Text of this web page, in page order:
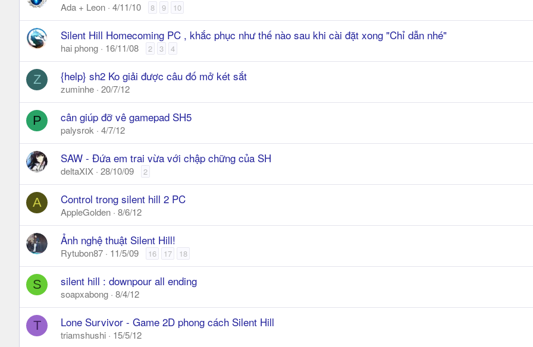
Ada + Leon 4/11/10 8 9 10
Silent Hill Homecoming PC , khắc phục như thế nào sau khi cài đặt xong "Chỉ dẫn nhé"
hai phong 16/11/08 2 3 4
Z {help} sh2 Ko giải được câu đố mở két sắt
zuminhe 20/7/12
P cân giúp đỡ vê gamepad SH5
palysrok 4/7/12
SAW - Đứa em trai vừa với chập chững của SH
deltaXIX 28/10/09 2
A Control trong silent hill 2 PC
AppleGolden 8/6/12
Ảnh nghệ thuật Silent Hill!
Rytubon87 11/5/09 16 17 18
S silent hill : downpour all ending
soapxabong 8/4/12
T Lone Survivor - Game 2D phong cách Silent Hill
triamshushi 15/5/12